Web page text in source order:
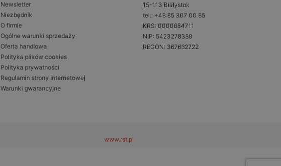
Newsletter
Niezbędnik
O firmie
Ogólne warunki sprzedaży
Oferta handlowa
Polityka plików cookies
Polityka prywatności
Regulamin strony internetowej
Warunki gwarancyjne
15-113 Białystok
tel.: +48 85 307 00 85
KRS: 0000684711
NIP: 5423278389
REGON: 367662722
www.rst.pl